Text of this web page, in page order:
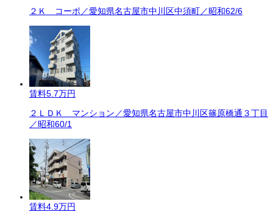
２Ｋ コーポ／愛知県名古屋市中川区中須町／昭和62/6
賃料5.7万円
２ＬＤＫ マンション／愛知県名古屋市中川区篠原橋通３丁目
／昭和60/1
賃料4.9万円